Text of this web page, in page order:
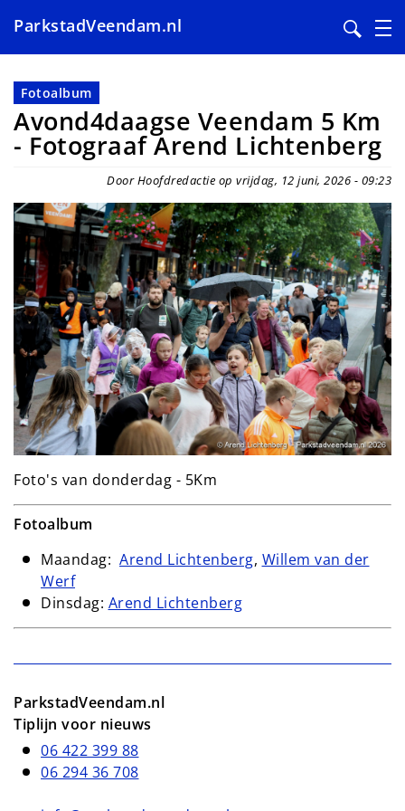
en
naar
de
inhoud
ParkstadVeendam.nl
Fotoalbum
Avond4daagse Veendam 5 Km
- Fotograaf Arend Lichtenberg
Door Hoofdredactie op vrijdag, 12 juni, 2026 - 09:23
Foto's van donderdag - 5Km
Fotoalbum
Maandag: Arend Lichtenberg, Willem van der
Werf
Dinsdag: Arend Lichtenberg
ParkstadVeendam.nl
Tiplijn voor nieuws
06 422 399 88
06 294 36 708